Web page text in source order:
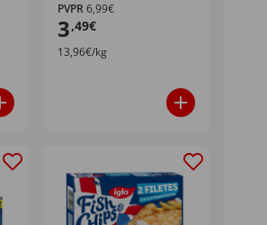
PVPR6,99€
3,49€
13,96€/kg